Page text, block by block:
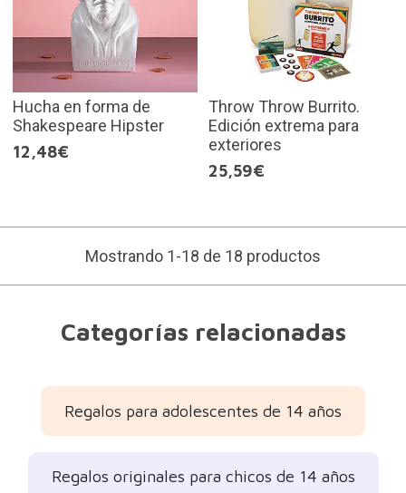
Hucha en forma de
Shakespeare Hipster
12,48€
Throw Throw Burrito.
Edición extrema para
exteriores
25,59€
Mostrando 1-18 de 18 productos
Categorías relacionadas
Regalos para adolescentes de 14 años
Regalos originales para chicos de 14 años